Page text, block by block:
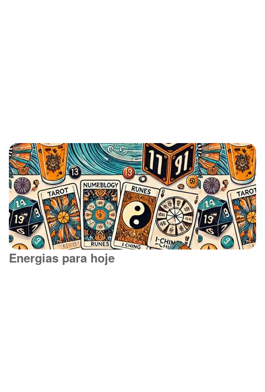
Energias para hoje